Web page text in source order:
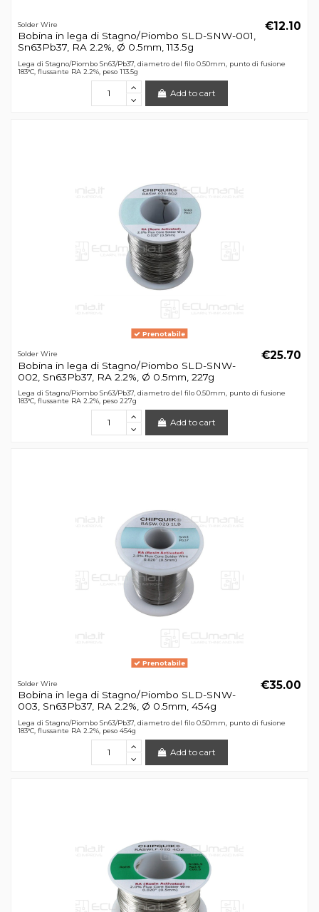
Solder Wire
Bobina in lega di Stagno/Piombo SLD-SNW-001,
Sn63Pb37, RA 2.2%, Ø 0.5mm, 113.5g
€12.10
Lega di Stagno/Piombo Sn63/Pb37, diametro del filo 0.50mm, punto di fusione
183°C, flussante RA 2.2%, peso 113.5g
Add to cart
Prenotabile
Solder Wire
Bobina in lega di Stagno/Piombo SLD-SNW-
002, Sn63Pb37, RA 2.2%, Ø 0.5mm, 227g
€25.70
Lega di Stagno/Piombo Sn63/Pb37, diametro del filo 0.50mm, punto di fusione
183°C, flussante RA 2.2%, peso 227g
Add to cart
Prenotabile
Solder Wire
Bobina in lega di Stagno/Piombo SLD-SNW-
003, Sn63Pb37, RA 2.2%, Ø 0.5mm, 454g
€35.00
Lega di Stagno/Piombo Sn63/Pb37, diametro del filo 0.50mm, punto di fusione
183°C, flussante RA 2.2%, peso 454g
Add to cart